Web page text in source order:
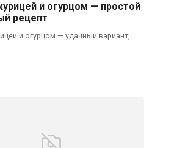
и огурцом — простой
рецепт
и огурцом — удачный вариант,